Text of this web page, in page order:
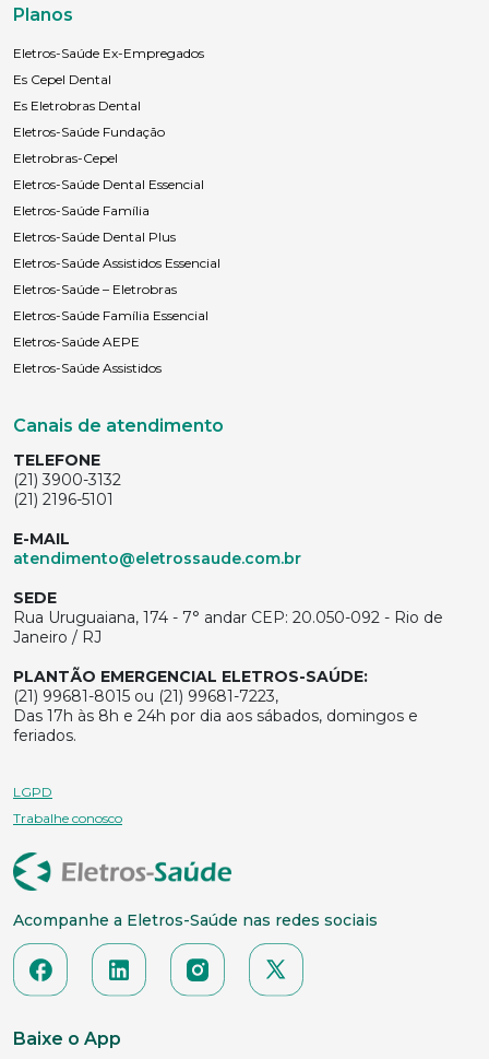
Planos
Eletros-Saúde Ex-Empregados
Es Cepel Dental
Es Eletrobras Dental
Eletros-Saúde Fundação
Eletrobras-Cepel
Eletros-Saúde Dental Essencial
Eletros-Saúde Família
Eletros-Saúde Dental Plus
Eletros-Saúde Assistidos Essencial
Eletros-Saúde – Eletrobras
Eletros-Saúde Família Essencial
Eletros-Saúde AEPE
Eletros-Saúde Assistidos
Canais de atendimento
TELEFONE
(21) 3900-3132
(21) 2196-5101
E-MAIL
atendimento@eletrossaude.com.br
SEDE
Rua Uruguaiana, 174 - 7° andar CEP: 20.050-092 - Rio de
Janeiro / RJ
PLANTÃO EMERGENCIAL ELETROS-SAÚDE:
(21) 99681-8015 ou (21) 99681-7223,
Das 17h às 8h e 24h por dia aos sábados, domingos e
feriados.
LGPD
Trabalhe conosco
Acompanhe a Eletros-Saúde nas redes sociais
Baixe o App
Área de interesse
Anexar currículo*